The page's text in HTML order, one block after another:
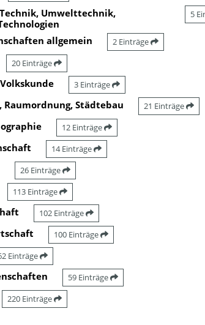
Umwelttechnik,
5
allgemein 2 Einträge
20 Einträge
3 Einträge
Raumordnung, Städtebau 21 Einträge
12 Einträge
14 Einträge
26 Einträge
113 Einträge
102 Einträge
100 Einträge
Einträge
59 Einträge
220 Einträge